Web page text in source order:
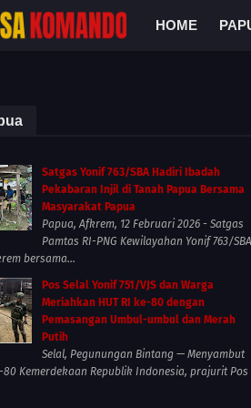
HOME
Satgas Yonif 763/SBA Hadiri Ibadah
Pekabaran Injil di Tanah Papua Bersama
Masyarakat Papua
Papua, Afkrem, 12 Februari 2026 - Satgas
Pamtas RI-PNG Kewilayahan Yonif 763/SBA
bersama...
Pos Selal Yonif 751/VJS dan Warga
Meriahkan HUT RI ke-80 dengan
Pemasangan Umbul-umbul dan Merah
Putih
Selal, Pegunungan Bintang — Menyambut
80 Kemerdekaan Republik Indonesia, prajurit Pos